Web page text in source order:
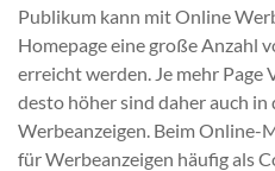
Publikum kann mit Online
Homepage eine große Anzahl
erreicht werden. Je mehr Page
desto höher sind daher auch in
Werbeanzeigen. Beim Online-
für Werbeanzeigen häufig als